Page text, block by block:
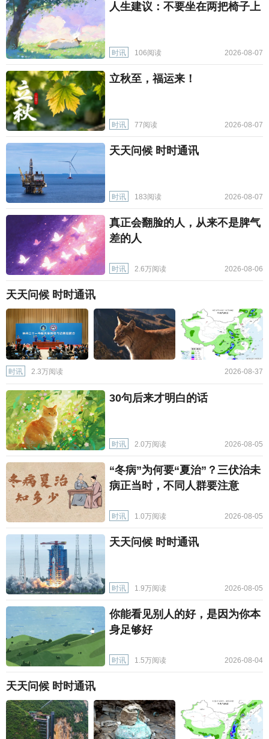
人生建议：不要坐在两把椅子上
时讯 106阅读 2026-08-07
立秋至，福运来！
时讯 77阅读 2026-08-07
天天问候 时时通讯
时讯 183阅读 2026-08-07
真正会翻脸的人，从来不是脾气
差的人
时讯 2.6万阅读 2026-08-06
天天问候 时时通讯
时讯 2.3万阅读 2026-08-37
30句后来才明白的话
时讯 2.0万阅读 2026-08-05
“冬病”为何要“夏治”？三伏治未
病正当时，不同人群要注意
时讯 1.0万阅读 2026-08-05
天天问候 时时通讯
时讯 1.9万阅读 2026-08-05
你能看见别人的好，是因为你本
身足够好
时讯 1.5万阅读 2026-08-04
天天问候 时时通讯